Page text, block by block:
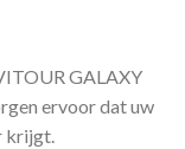
GALAXY
ervoor dat uw
krijgt.